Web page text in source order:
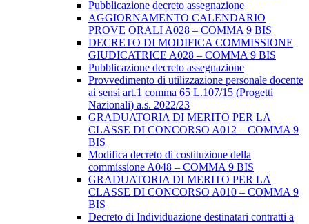
Pubblicazione decreto assegnazione
AGGIORNAMENTO CALENDARIO
PROVE ORALI A028 – COMMA 9 BIS
DECRETO DI MODIFICA COMMISSIONE
GIUDICATRICE A028 – COMMA 9 BIS
Pubblicazione decreto assegnazione
Provvedimento di utilizzazione personale docente
ai sensi art.1 comma 65 L.107/15 (Progetti
Nazionali) a.s. 2022/23
GRADUATORIA DI MERITO PER LA
CLASSE DI CONCORSO A012 – COMMA 9
BIS
Modifica decreto di costituzione della
commissione A048 – COMMA 9 BIS
GRADUATORIA DI MERITO PER LA
CLASSE DI CONCORSO A010 – COMMA 9
BIS
Decreto di Individuazione destinatari contratti a